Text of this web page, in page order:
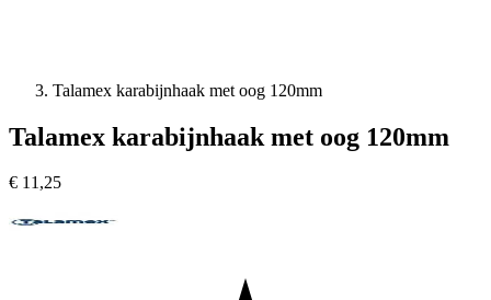
Talamex karabijnhaak met oog 120mm
Talamex karabijnhaak met oog 120mm
€ 11,25